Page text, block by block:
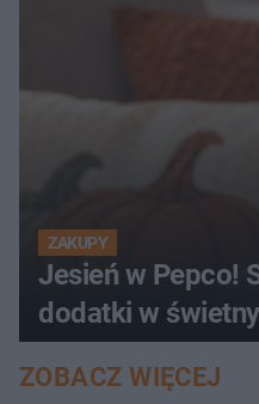
ZAKUPY
Jesień w Pepco!
dodatki w
ZOBACZ WIĘCEJ